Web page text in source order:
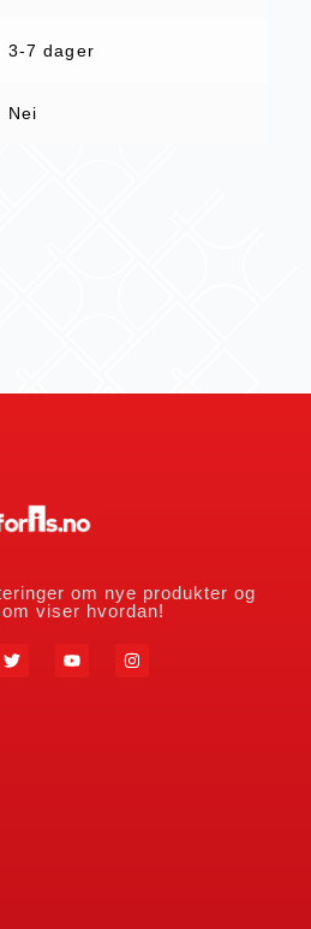
3-7 dager
Nei
om nye produkter og
viser hvordan!